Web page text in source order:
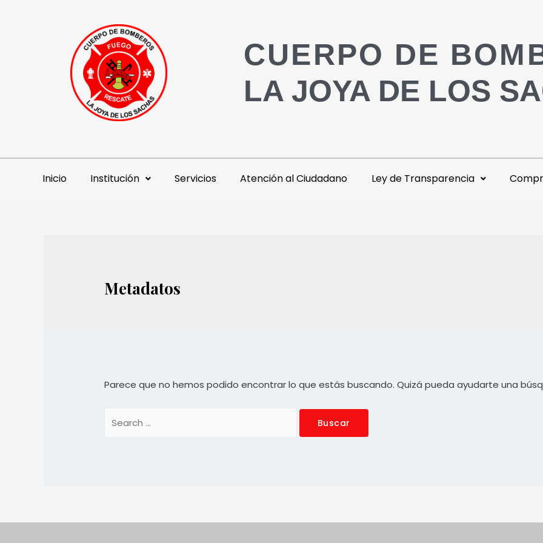
CUERPO DE
LA JOYA DE LOS
Inicio Institución Servicios Atención al Ciudadano Ley de Transparencia
Metadatos
Parece que no hemos podido encontrar lo que estás buscando. Quizá pueda ayudarte una